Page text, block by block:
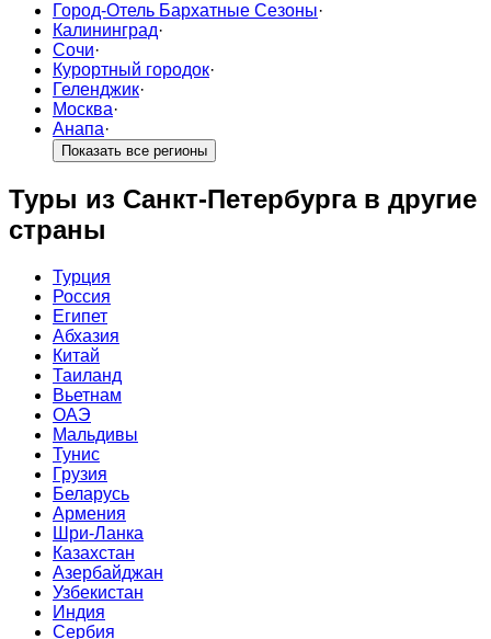
Город-Отель Бархатные Сезоны·
Калининград·
Сочи·
Курортный городок·
Геленджик·
Москва·
Анапа·
Показать все регионы
Туры из Санкт-Петербурга в другие
страны
Турция
Россия
Египет
Абхазия
Китай
Таиланд
Вьетнам
ОАЭ
Мальдивы
Тунис
Грузия
Беларусь
Армения
Шри-Ланка
Казахстан
Азербайджан
Узбекистан
Индия
Сербия